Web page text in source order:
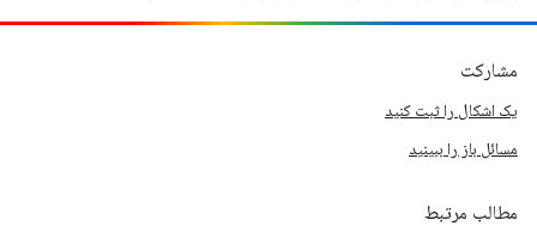
مشارکت
یک اشکال را ثبت کنید
مسائل باز را ببینید
مطالب مرتبط